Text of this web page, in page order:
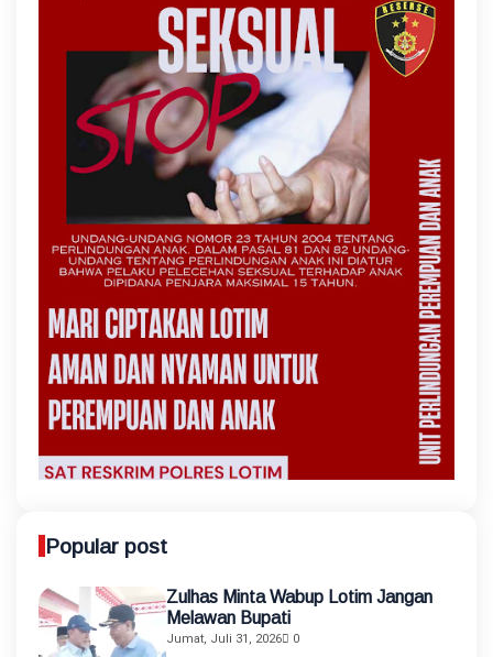
Popular post
Zulhas Minta Wabup Lotim Jangan
Melawan Bupati
Jumat, Juli 31, 2026 0